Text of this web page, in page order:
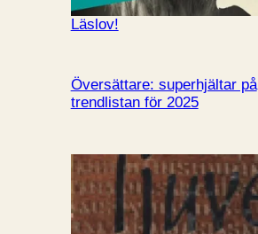
Läslov!
Översättare: superhjältar på
trendlistan för 2025